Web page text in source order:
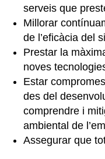
serveis que
Millorar
de l’eficàcia del
Prestar la
noves
Estar
des del
comprendre i
ambiental de
Assegurar que